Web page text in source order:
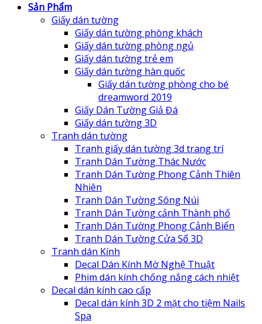
Sản Phẩm
Giấy dán tường
Giấy dán tường phòng khách
Giấy dán tường phòng ngủ
Giấy dán tường trẻ em
Giấy dán tường hàn quốc
Giấy dán tường phòng cho bé
dreamword 2019
Giấy Dán Tường Giả Đá
Giấy dán tường 3D
Tranh dán tường
Tranh giấy dán tường 3d trang trí
Tranh Dán Tường Thác Nước
Tranh Dán Tường Phong Cảnh Thiên
Nhiên
Tranh Dán Tường Sông Núi
Tranh Dán Tường cảnh Thành phố
Tranh Dán Tường Phong Cảnh Biển
Tranh Dán Tường Cửa Sổ 3D
Tranh dán Kính
Decal Dán Kính Mờ Nghệ Thuật
Phim dán kính chống nắng cách nhiệt
Decal dán kính cao cấp
Decal dán kính 3D 2 mặt cho tiệm Nails
Spa